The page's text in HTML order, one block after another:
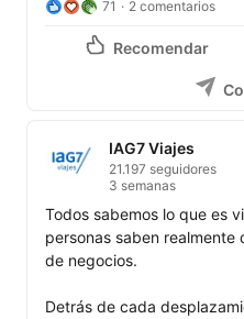
71 2 comentarios
Recomendar
IAG7 Viajes
21.197 seguidores
3 semanas
Todos sabemos lo que es
personas saben
de negocios.
Detrás de cada